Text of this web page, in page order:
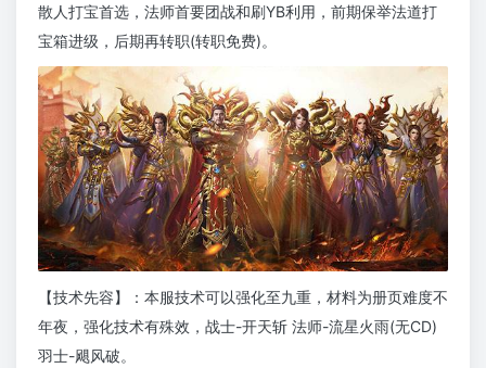
散人打宝首选，法师首要团战和刷YB利用，前期保举法道打
宝箱进级，后期再转职(转职免费)。
【技术先容】：本服技术可以强化至九重，材料为册页难度不
年夜，强化技术有殊效，战士-开天斩 法师-流星火雨(无CD)
羽士-飓风破。